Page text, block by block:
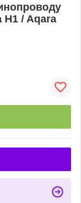
H1 / Aqara